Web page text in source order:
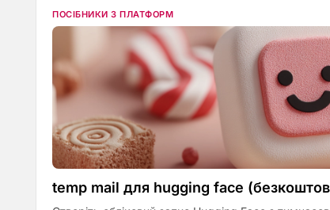
ПОСІБНИКИ З ПЛАТФОРМ
temp mail для hugging face